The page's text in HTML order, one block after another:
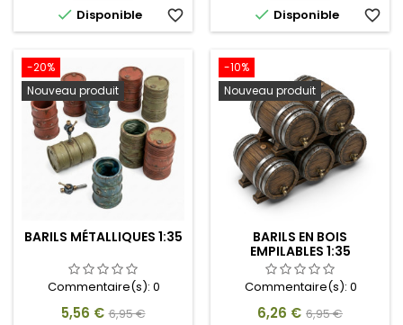
 Disponible favorite_border  Disponible favorite_border
-20%
Nouveau produit
BARILS MÉTALLIQUES 1:35
Commentaire(s): 0
Prix
5,56 € Prix
6,95 €
-10%
Nouveau produit
BARILS EN BOIS
EMPILABLES 1:35
Commentaire(s): 0
Prix
6,26 € Prix
6,95 €